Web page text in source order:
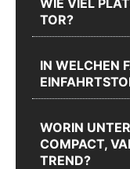
17:00 und
Fr.: 08:00 -
Fr.:
WIE VIEL
TOR?
IN WELCHEN
WORIN
COMPACT,
TREND?